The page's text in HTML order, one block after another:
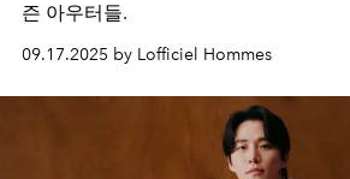
즌 아우터들.
09.17.2025 by Lofficiel Hommes